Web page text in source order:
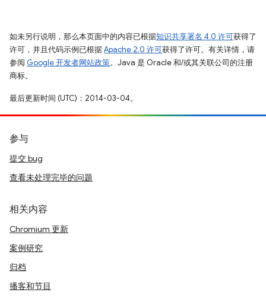
如未另行说明，那么本页面中的内容已根据知识共享署名 4.0 许可获得了
许可，并且代码示例已根据Apache 2.0 许可获得了许可。有关详情，请
参阅 Google 开发者网站政策。Java 是 Oracle 和/或其关联公司的注册
商标。
最后更新时间 (UTC)：2014-03-04。
参与
提交 bug
查看未处理完毕的问题
相关内容
Chromium 更新
案例研究
归档
播客和节目